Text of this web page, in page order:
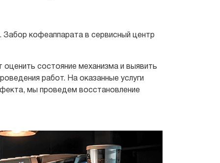
Забор кофеаппарата в сервисный центр
состояние механизма и выявить
работ. На оказанные услуги
мы проведем восстановление